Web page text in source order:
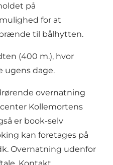
på
for at
til bålhytten.
(400 m.), hvor
ugens dage.
overnatning
Kollemortens
er book-selv
kan foretages på
. Overnatning udenfor